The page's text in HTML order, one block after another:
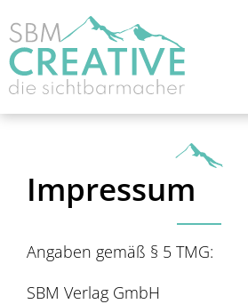
Impressum
Angaben gemäß § 5 TMG:
SBM Verlag GmbH